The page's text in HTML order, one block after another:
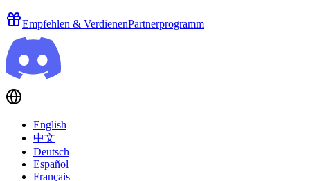
Empfehlen & VerdienenPartnerprogramm
English
中文
Deutsch
Español
Français